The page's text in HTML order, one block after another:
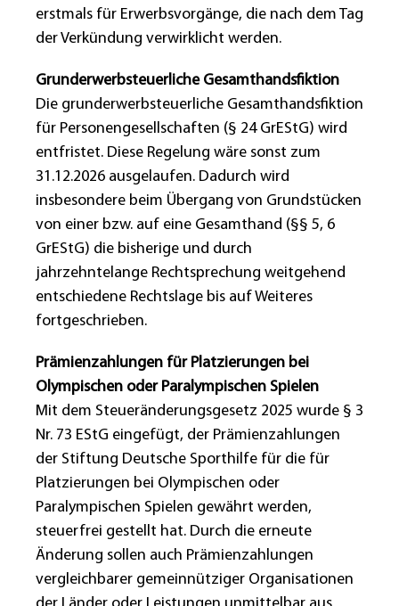
erstmals für Erwerbsvorgänge, die nach dem Tag
der Verkündung verwirklicht werden.
Grunderwerbsteuerliche Gesamthandsfiktion
Die grunderwerbsteuerliche Gesamthandsfiktion
für Personengesellschaften (§ 24 GrEStG) wird
entfristet. Diese Regelung wäre sonst zum
31.12.2026 ausgelaufen. Dadurch wird
insbesondere beim Übergang von Grundstücken
von einer bzw. auf eine Gesamthand (§§ 5, 6
GrEStG) die bisherige und durch
jahrzehntelange Rechtsprechung weitgehend
entschiedene Rechtslage bis auf Weiteres
fortgeschrieben.
Prämienzahlungen für Platzierungen bei
Olympischen oder Paralympischen Spielen
Mit dem Steueränderungsgesetz 2025 wurde § 3
Nr. 73 EStG eingefügt, der Prämienzahlungen
der Stiftung Deutsche Sporthilfe für die für
Platzierungen bei Olympischen oder
Paralympischen Spielen gewährt werden,
steuerfrei gestellt hat. Durch die erneute
Änderung sollen auch Prämienzahlungen
vergleichbarer gemeinnütziger Organisationen